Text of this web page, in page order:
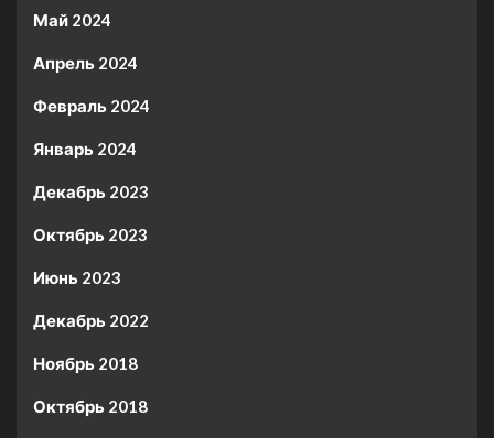
Май 2024
Апрель 2024
Февраль 2024
Январь 2024
Декабрь 2023
Октябрь 2023
Июнь 2023
Декабрь 2022
Ноябрь 2018
Октябрь 2018